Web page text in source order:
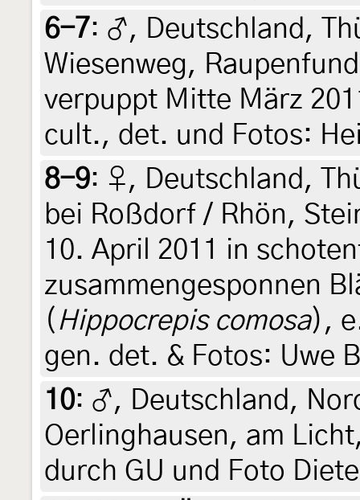
6-7: ♂, Deutschland,
Wiesenweg,
verpuppt Mitte März
cult., det. und Fotos:
8-9: ♀, Deutschland,
bei Roßdorf / Rhön,
10. April 2011 in
zusammengesponnen
( Hippocrepis comosa),
gen. det. & Fotos: Uwe
10: ♂, Deutschland,
Oerlinghausen, am
durch GU und Foto